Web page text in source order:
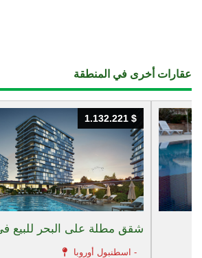
عقارات أخرى في المنطقة
شقق مطلة على البحر للبيع
اسطنبول أوروبا -
1.132.221 $
1.132.221 $